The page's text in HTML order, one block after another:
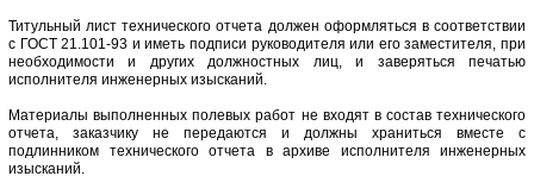
Титульный лист технического отчета должен оформляться в соответствии
с ГОСТ 21.101-93 и иметь подписи руководителя или его заместителя, при
необходимости и других должностных лиц, и заверяться печатью
исполнителя инженерных изысканий.
Материалы выполненных полевых работ не входят в состав технического
отчета, заказчику не передаются и должны храниться вместе с
подлинником технического отчета в архиве исполнителя инженерных
изысканий.